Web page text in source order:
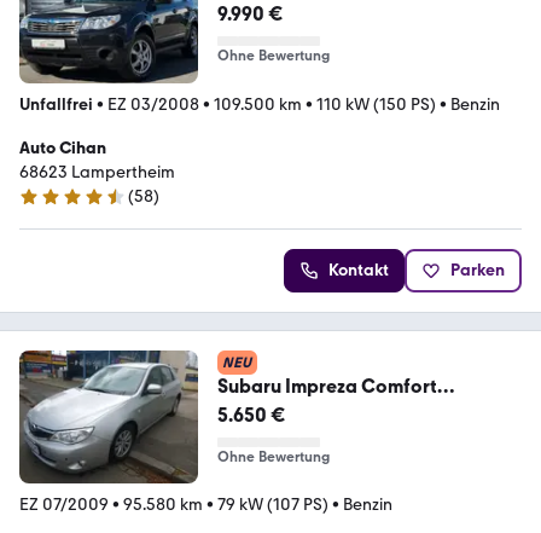
9.990 €
Ohne Bewertung
Unfallfrei • EZ 03/2008• 109.500 km • 110 kW (150 PS) • Benzin
Auto Cihan
68623 Lampertheim
4.3 Sterne
(58)
Kontakt Parken
NEU
Subaru Impreza Comfort
Allrad/Alu/PDC Vorne+Hinten
5.650 €
Ohne Bewertung
EZ 07/2009 • 95.580 km • 79 kW (107 PS) • Benzin